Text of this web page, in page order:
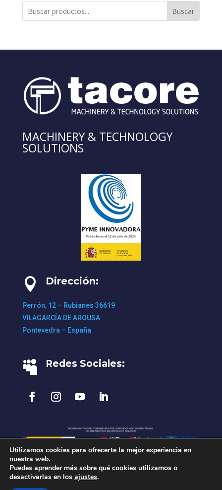
Buscar
MACHINERY & TECHNOLOGY
SOLUTIONS
 Dirección:
Perrón, 12 – Rubianes 36619
VILAGARCÍA DE AROUSA
Pontevedra – España
 Redes Sociales:
Aviso Legal •Política de Privacidad•
Política de Cookies• Desarrollo:
Utilizamos cookies para ofrecerte la mejor experiencia en
nuestra web.
Puedes aprender más sobre qué cookies utilizamos o
desactivarlas en los ajustes.